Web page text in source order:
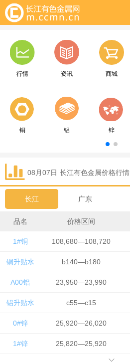
行情 资讯 商城
铜 铝 锌
08月07日 长江有色金属价格行情
长江 广东
品名 价格区间
1#铜 108,680—108,720
铜升贴水 b140—b180
A00铝 23,950—23,990
铝升贴水 c55—c15
0#锌 25,920—26,020
1#锌 25,820—25,920